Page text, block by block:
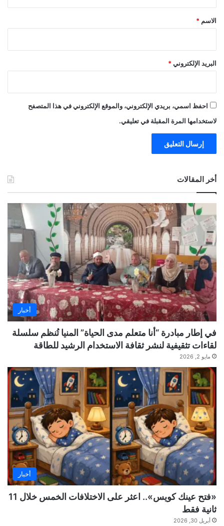
*
الاسم *
البريد الإلكتروني *
احفظ اسمي، بريدي الإلكتروني، والموقع الإلكتروني في هذا المتصفح
لاستخدامها المرة المقبلة في تعليقي.
أخر المقالات
أخبار
في إطار مبادرة “أنا متعلم مدى الحياة” المنيا تُنظم سلسلة
لقاءات تثقيفية لنشر ثقافة الاستخدام الرشيد للطاقة
مايو 2, 2026
أخبار
«فتح عينك كويس».. اعثر على الاختلافات الخمس خلال 11
ثانية فقط
أبريل 30, 2026